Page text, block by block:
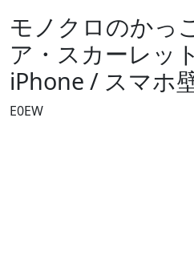
モノクロのかっ
ア・スカーレッ
iPhone / スマホ
E0EW